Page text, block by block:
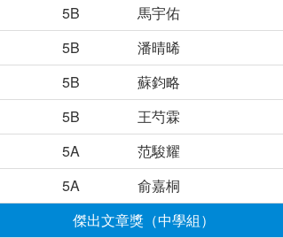
5B 馬宇佑
5B 潘晴晞
5B 蘇鈞略
5B 王芍霖
5A 范駿耀
5A 俞嘉桐
傑出文章獎（中學組）